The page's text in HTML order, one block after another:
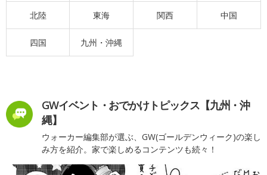
北陸 東海 関西 中国
四国 九州・沖縄
GWイベント・おでかけトピックス【九州・沖
縄】
ウォーカー編集部が選ぶ、GW(ゴールデンウィーク)の楽し
み方を紹介。家で楽しめるコンテンツも続々！